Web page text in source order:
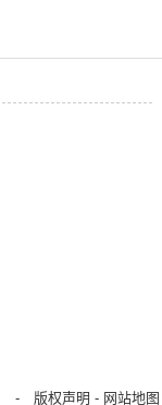
- 版权声明 - 网站地图